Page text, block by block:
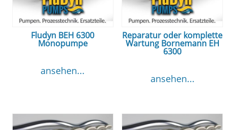
Fludyn BEH 6300
Monopumpe
ansehen...
Reparatur oder komplette
Wartung Bornemann EH
6300
ansehen...